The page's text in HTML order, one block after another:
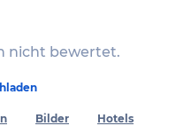
nicht bewertet.
Bilder Hotels